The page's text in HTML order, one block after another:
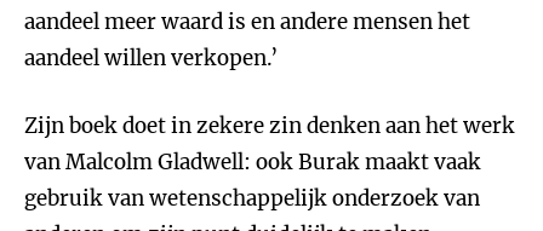
aandeel meer waard is en andere mensen het
aandeel willen verkopen.’
Zijn boek doet in zekere zin denken aan het werk
van Malcolm Gladwell: ook Burak maakt vaak
gebruik van wetenschappelijk onderzoek van